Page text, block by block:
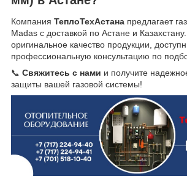
Компания ТеплоТехАстана предлагает
Madas с доставкой по Астане и
оригинальное качество продукции,
профессиональную консультацию по
📞 Свяжитесь с нами и получите
защиты вашей газовой системы!